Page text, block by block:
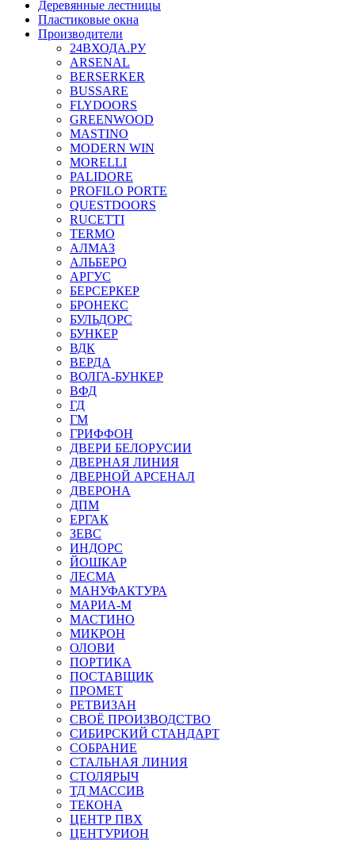
Деревянные лестницы
Пластиковые окна
Производители
24ВХОДА.РУ
ARSENAL
BERSERKER
BUSSARE
FLYDOORS
GREENWOOD
MASTINO
MODERN WIN
MORELLI
PALIDORE
PROFILO PORTE
QUESTDOORS
RUCETTI
TERMO
АЛМАЗ
АЛЬБЕРО
АРГУС
БЕРСЕРКЕР
БРОНЕКС
БУЛЬДОРС
БУНКЕР
ВДК
ВЕРДА
ВОЛГА-БУНКЕР
ВФД
ГД
ГМ
ГРИФФОН
ДВЕРИ БЕЛОРУСИИ
ДВЕРНАЯ ЛИНИЯ
ДВЕРНОЙ АРСЕНАЛ
ДВЕРОНА
ДПМ
ЕРГАК
ЗЕВС
ИНДОРС
ЙОШКАР
ЛЕСМА
МАНУФАКТУРА
МАРИА-М
МАСТИНО
МИКРОН
ОЛОВИ
ПОРТИКА
ПОСТАВЩИК
ПРОМЕТ
РЕТВИЗАН
СВОЁ ПРОИЗВОДСТВО
СИБИРСКИЙ СТАНДАРТ
СОБРАНИЕ
СТАЛЬНАЯ ЛИНИЯ
СТОЛЯРЫЧ
ТД МАССИВ
ТЕКОНА
ЦЕНТР ПВХ
ЦЕНТУРИОН